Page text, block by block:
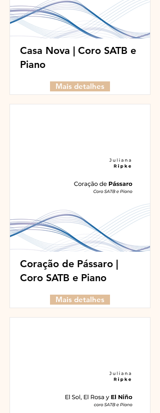
Casa Nova | Coro SATB e
Piano
Mais detalhes
Coração de Pássaro |
Coro SATB e Piano
Mais detalhes